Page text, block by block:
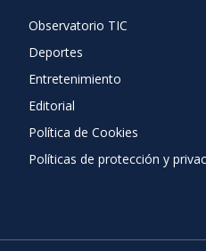
Observatorio TIC
Deportes
Entretenimiento
Editorial
Política de Cookies
Políticas de protección y